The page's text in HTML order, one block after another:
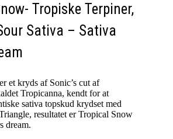
Tropiske Terpiner,
Sativa – Sativa
et kryds af Sonic’s cut af
Tropicanna, kendt for at
sativa topskud krydset med
resultatet er Tropical Snow
dream.